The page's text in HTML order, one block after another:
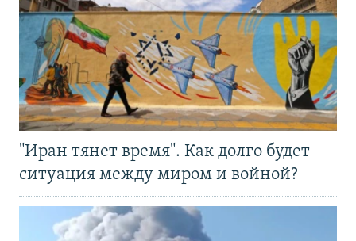
"Иран тянет время". Как долго будет
ситуация между миром и войной?